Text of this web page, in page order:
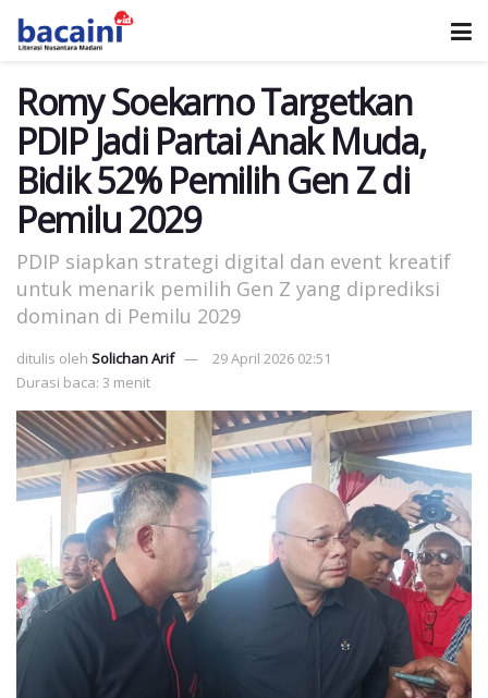
Romy Soekarno Targetkan
PDIP Jadi Partai Anak Muda,
Bidik 52% Pemilih Gen Z di
Pemilu 2029
PDIP siapkan strategi digital dan event kreatif
untuk menarik pemilih Gen Z yang diprediksi
dominan di Pemilu 2029
ditulis oleh Solichan Arif
29 April 2026 02:51
Durasi baca: 3 menit